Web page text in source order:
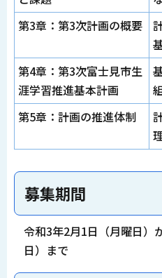
第3章：第3次計画の概要
第4章：第3次富士見市生
涯学習推進基本計画
第5章：計画の推進体制
募集期間
令和3年2月1日（月曜日）
日）まで